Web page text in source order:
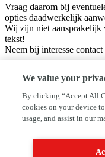
Vraag daarom bij
opties daadwerkelijk
Wij zijn niet aansprakelijk
tekst!
Neem bij interesse
Welkom bij Autobedrijf
de inkoop en verkoop
nieuwe personenauto’s /
specifieke auto? Wij
occasion. Wij maken
We value your
By clicking “Accept All
cookies on your device
usage, and assist in our